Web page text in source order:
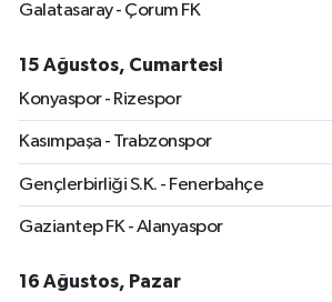
Galatasaray - Çorum FK
15 Ağustos, Cumartesi
Konyaspor - Rizespor
Kasımpaşa - Trabzonspor
Gençlerbirliği S.K. - Fenerbahçe
Gaziantep FK - Alanyaspor
16 Ağustos, Pazar